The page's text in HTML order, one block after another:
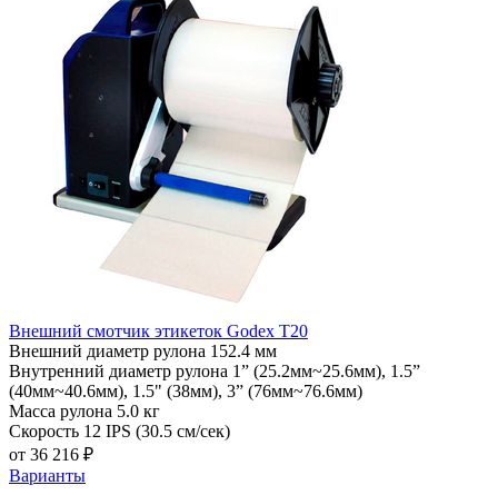
Внешний смотчик этикеток Godex T20
Внешний диаметр рулона 152.4 мм
Внутренний диаметр рулона 1” (25.2мм~25.6мм), 1.5”
(40мм~40.6мм), 1.5" (38мм), 3” (76мм~76.6мм)
Масса рулона 5.0 кг
Скорость 12 IPS (30.5 см/сек)
от 36 216 ₽
Варианты